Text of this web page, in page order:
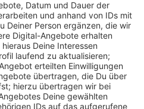
anbieten. Im
die Stadt damit
aber trotzdem den
wurde die Situation unter
in der Sporthalle der
vor zwei Jahren.